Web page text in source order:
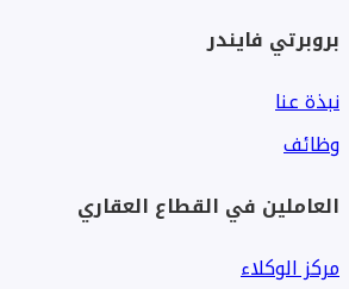
بروبرتي فايندر
نبذة عنا
وظائف
العاملين في القطاع العقاري
مركز الوكلاء